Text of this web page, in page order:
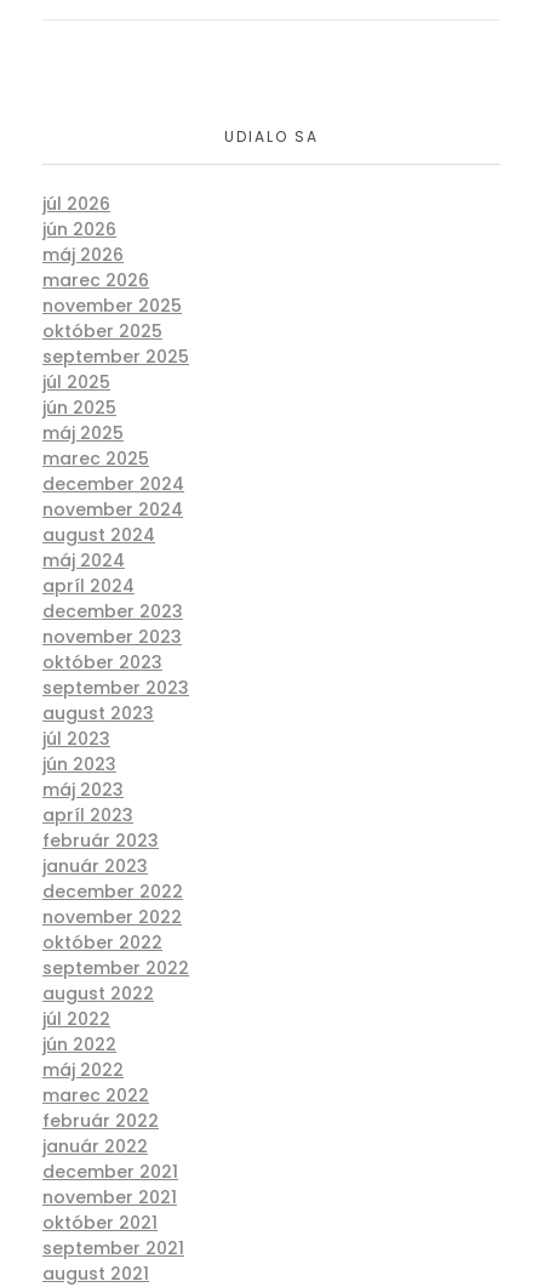
UDIALO SA
júl 2026
jún 2026
máj 2026
marec 2026
november 2025
október 2025
september 2025
júl 2025
jún 2025
máj 2025
marec 2025
december 2024
november 2024
august 2024
máj 2024
apríl 2024
december 2023
november 2023
október 2023
september 2023
august 2023
júl 2023
jún 2023
máj 2023
apríl 2023
február 2023
január 2023
december 2022
november 2022
október 2022
september 2022
august 2022
júl 2022
jún 2022
máj 2022
marec 2022
február 2022
január 2022
december 2021
november 2021
október 2021
september 2021
august 2021